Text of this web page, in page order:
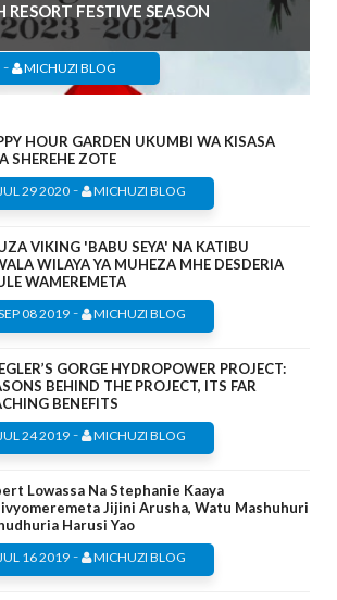
FESTIVE SEASON
- MICHUZI BLOG
HOUR GARDEN UKUMBI WA KISASA
SHEREHE ZOTE
29 2020 - MICHUZI BLOG
VIKING 'BABU SEYA' NA KATIBU
WILAYA YA MUHEZA MHE DESDERIA
WAMEREMETA
08 2019- MICHUZI BLOG
GORGE HYDROPOWER PROJECT:
BEHIND THE PROJECT, ITS FAR
BENEFITS
24 2019 - MICHUZI BLOG
Lowassa Na Stephanie Kaaya
Jijini Arusha, Watu Mashuhuri
Harusi Yao
16 2019 - MICHUZI BLOG